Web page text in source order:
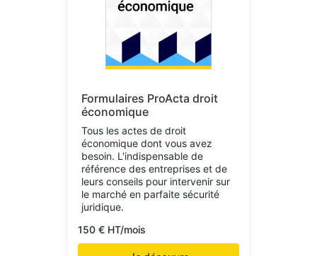
Formulaires ProActa droit
économique
Tous les actes de droit
économique dont vous avez
besoin. L'indispensable de
référence des entreprises et de
leurs conseils pour intervenir sur
le marché en parfaite sécurité
juridique.
150 € HT/mois